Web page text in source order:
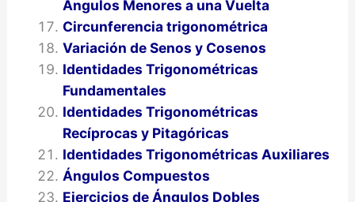
Ángulos Menores a una Vuelta
Circunferencia trigonométrica
Variación de Senos y Cosenos
Identidades Trigonométricas
Fundamentales
Identidades Trigonométricas
Recíprocas y Pitagóricas
Identidades Trigonométricas Auxiliares
Ángulos Compuestos
Ejercicios de Ángulos Dobles